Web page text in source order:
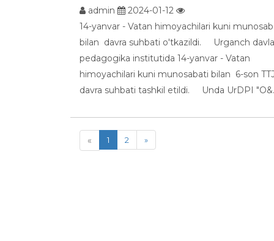
admin
2024-01-12
14-yanvar - Vatan himoyachilari kuni
bilan davra suhbati o'tkazildi. Urganch
pedagogika institutida 14-yanvar - Vatan
himoyachilari kuni munosabati bilan 6-son
davra suhbati tashkil etildi. Unda UrDPI
« 1 2 »